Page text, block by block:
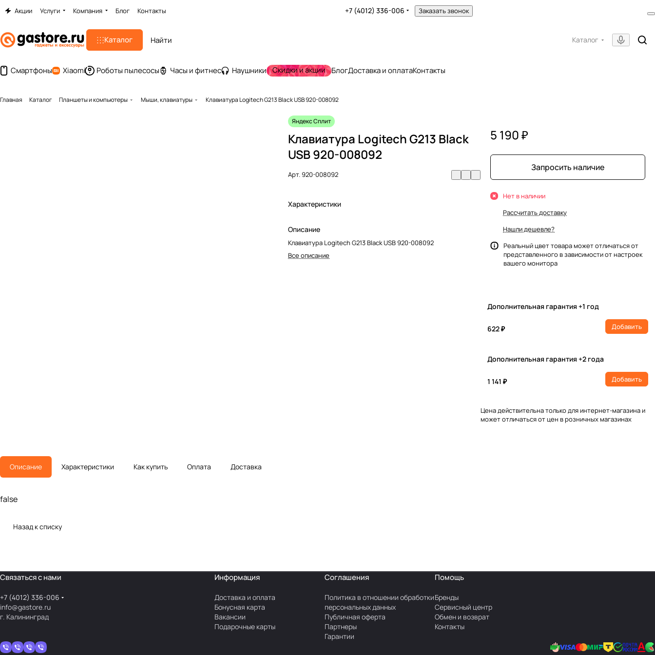
Акции Услуги Компания Блог Контакты +7 (4012) 336-006 Заказать звонок
Каталог Каталог
Смартфоны Xiaomi Роботы пылесосы Часы и фитнес Наушники Скидки и акции БлогДоставка и оплатаКонтакты
Главная Каталог Планшеты и компьютеры Мыши, клавиатуры Клавиатура Logitech G213 Black USB 920-008092
Яндекс Сплит
Клавиатура Logitech G213 Black
USB 920-008092
Арт.920-008092
Характеристики
Описание
Клавиатура Logitech G213 Black USB 920-008092
Все описание
5 190 ₽
Запросить наличие
Нет в наличии
Рассчитать доставку
Нашли дешевле?
Реальный цвет товара может отличаться от
представленного в зависимости от настроек
вашего монитора
Дополнительная гарантия +1 год
622 ₽ Добавить
Дополнительная гарантия +2 года
1 141 ₽ Добавить
Цена действительна только для интернет-магазина и
может отличаться от цен в розничных магазинах
Описание Характеристики Как купить Оплата Доставка
false
Назад к списку
Связаться с нами
+7 (4012) 336-006
info@gastore.ru
г. Калининград
Информация
Доставка и оплата
Бонусная карта
Вакансии
Подарочные карты
Соглашения
Политика в отношении обработки
персональных данных
Публичная оферта
Партнеры
Гарантии
Помощь
Бренды
Сервисный центр
Обмен и возврат
Контакты